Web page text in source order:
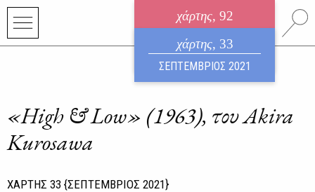
χάρτης, 92
ηλεκτρονικό περιοδικό
ΑΥΓΟΥΣΤΟΣ 2026
χάρτης, 33
ΣΕΠΤΕΜΒΡΙΟΣ 2021
«High & Low» (1963), του Akira
Kurosawa
ΧΑΡΤΗΣ 33 {ΣΕΠΤΕΜΒΡΙΟΣ 2021}